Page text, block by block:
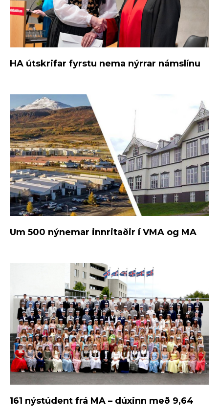
HA útskrifar fyrstu nema nýrrar námslínu
Um 500 nýnemar innritaðir í VMA og MA
161 nýstúdent frá MA – dúxinn með 9,64